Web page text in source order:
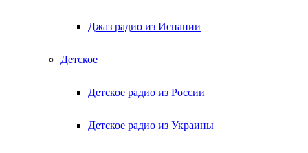
Джаз радио из Испании
Детское
Детское радио из России
Детское радио из Украины